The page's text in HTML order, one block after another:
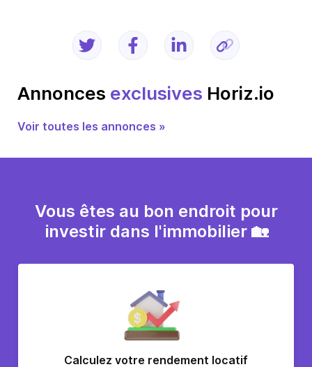
Annonces exclusives Horiz.io
Voir toutes les annonces »
Vous êtes au bon endroit pour
investir dans l'immobilier 🏡
Calculez votre rendement locatif